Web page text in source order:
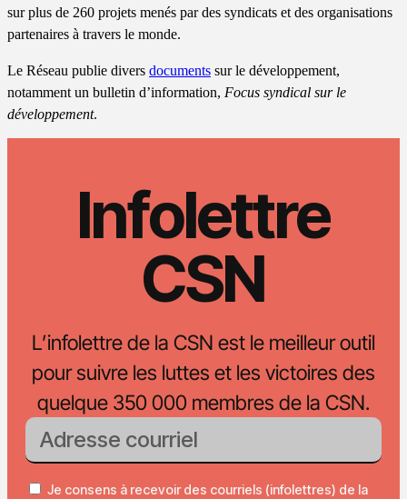
sur plus de 260 projets menés par des syndicats et des organisations
partenaires à travers le monde.
Le Réseau publie divers documents sur le développement,
notamment un bulletin d’information, Focus syndical sur le
développement.
Infolettre
CSN
L’infolettre de la CSN est le meilleur outil
pour suivre les luttes et les victoires des
quelque 350 000 membres de la CSN.
Je consens à recevoir des courriels (infolettres) de la